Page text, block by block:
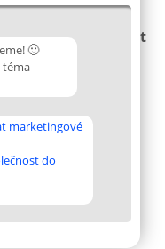
🙂
téma
marketingové
do
Kontakt